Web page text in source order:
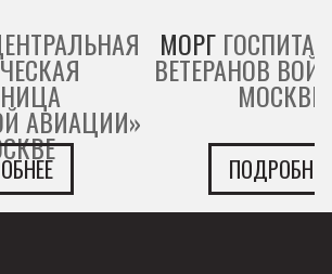
АВИАЦИИ»
МОРГ
ВЕТЕРАНОВ
МОСКВЕ
ПОДРОБНЕЕ